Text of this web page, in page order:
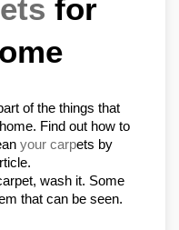
for
of the things that
Find out how to
your carpets by
wash it. Some
that can be seen.